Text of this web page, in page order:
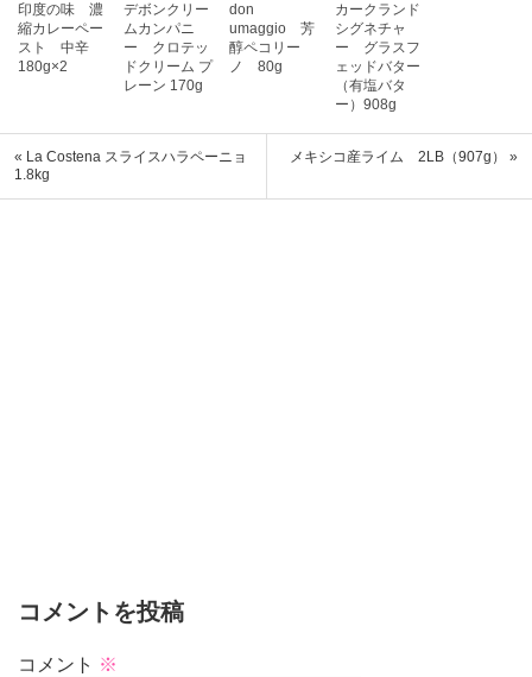
印度の味 濃
縮カレーペー
スト 中辛
180g×2
デボンクリー
ムカンパニ
ー クロテッ
ドクリーム プ
レーン 170g
don
umaggio 芳
醇ペコリー
ノ 80g
カークランド
シグネチャ
ー グラスフ
ェッドバター
（有塩バタ
ー）908g
« La Costena スライスハラペーニョ
1.8kg
メキシコ産ライム 2LB（907g） »
コメントを投稿
コメント ※